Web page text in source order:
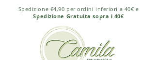
Spedizione €4,90 per ordini inferiori a 40€ e
Spedizione Gratuita sopra i 40€